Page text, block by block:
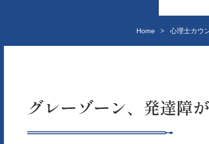
Home 心理士カウ
グレーゾーン、発達障